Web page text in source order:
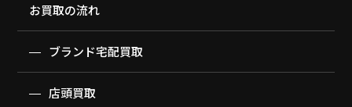
お買取の流れ
ブランド宅配買取
店頭買取